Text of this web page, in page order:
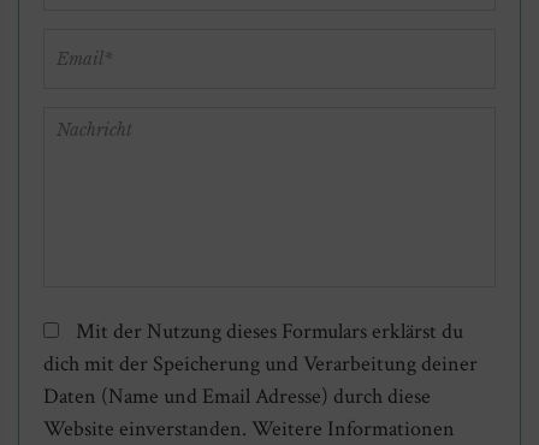
Mit der Nutzung dieses Formulars erklärst du
dich mit der Speicherung und Verarbeitung deiner
Daten (Name und Email Adresse) durch diese
Website einverstanden. Weitere Informationen